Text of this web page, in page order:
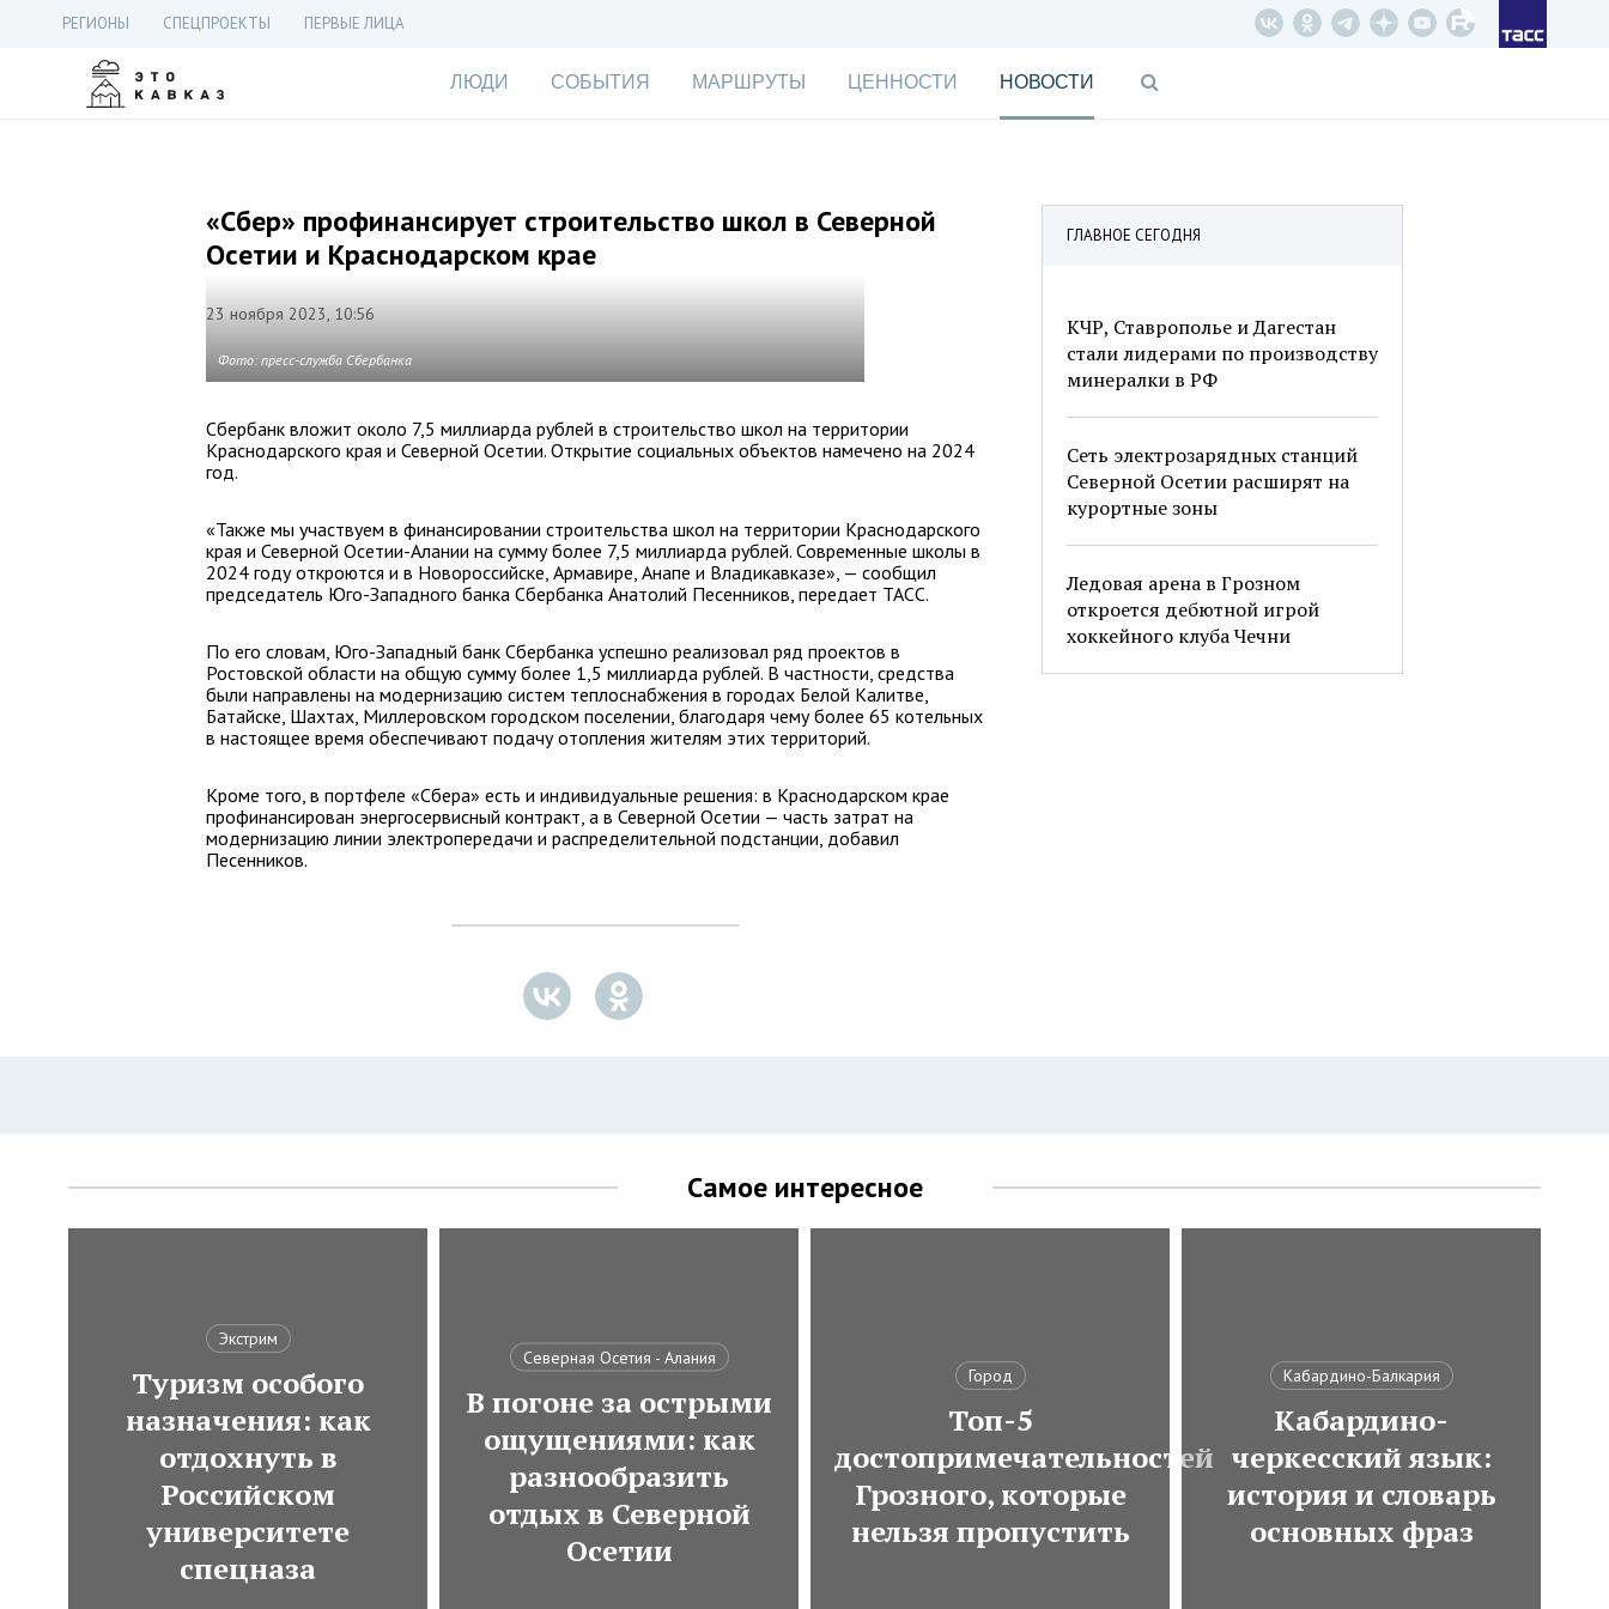
РЕГИОНЫ СПЕЦПРОЕКТЫ ПЕРВЫЕ ЛИЦА
ЛЮДИ СОБЫТИЯ МАРШРУТЫ ЦЕННОСТИ НОВОСТИ
ГЛАВНОЕ СЕГОДНЯ
КЧР, Ставрополье и Дагестан
стали лидерами по производству
минералки в РФ
Сеть электрозарядных станций
Северной Осетии расширят на
курортные зоны
Ледовая арена в Грозном
откроется дебютной игрой
хоккейного клуба Чечни
«Сбер» профинансирует строительство школ в Северной
Осетии и Краснодарском крае
23 ноября 2023, 10:56
Фото: пресс-служба Сбербанка
Сбербанк вложит около 7,5 миллиарда рублей в строительство школ на территории
Краснодарского края и Северной Осетии. Открытие социальных объектов намечено на 2024
год.
«Также мы участвуем в финансировании строительства школ на территории Краснодарского
края и Северной Осетии-Алании на сумму более 7,5 миллиарда рублей. Современные школы в
2024 году откроются и в Новороссийске, Армавире, Анапе и Владикавказе», — сообщил
председатель Юго-Западного банка Сбербанка Анатолий Песенников, передает ТАСС.
По его словам, Юго-Западный банк Сбербанка успешно реализовал ряд проектов в
Ростовской области на общую сумму более 1,5 миллиарда рублей. В частности, средства
были направлены на модернизацию систем теплоснабжения в городах Белой Калитве,
Батайске, Шахтах, Миллеровском городском поселении, благодаря чему более 65 котельных
в настоящее время обеспечивают подачу отопления жителям этих территорий.
Кроме того, в портфеле «Сбера» есть и индивидуальные решения: в Краснодарском крае
профинансирован энергосервисный контракт, а в Северной Осетии — часть затрат на
модернизацию линии электропередачи и распределительной подстанции, добавил
Песенников.
Самое интересное
Экстрим
Туризм особого
назначения: как
отдохнуть в
Российском
университете
спецназа
Северная Осетия - Алания
В погоне за острыми
ощущениями: как
разнообразить
отдых в Северной
Осетии
Город
Топ-5
достопримечательностей
Грозного, которые
нельзя пропустить
Кабардино-Балкария
Кабардино-
черкесский язык:
история и словарь
основных фраз